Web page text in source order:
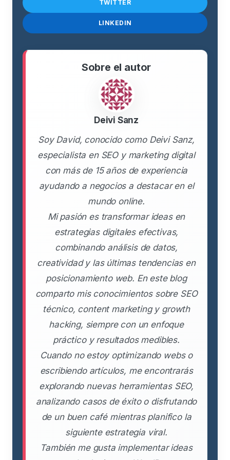
TWITTER
LINKEDIN
Sobre el autor
Deivi Sanz
Soy David, conocido como Deivi Sanz,
especialista en SEO y marketing digital
con más de 15 años de experiencia
ayudando a negocios a destacar en el
mundo online.
Mi pasión es transformar ideas en
estrategias digitales efectivas,
combinando análisis de datos,
creatividad y las últimas tendencias en
posicionamiento web. En este blog
comparto mis conocimientos sobre SEO
técnico, content marketing y growth
hacking, siempre con un enfoque
práctico y resultados medibles.
Cuando no estoy optimizando webs o
escribiendo artículos, me encontrarás
explorando nuevas herramientas SEO,
analizando casos de éxito o disfrutando
de un buen café mientras planifico la
siguiente estrategia viral.
También me gusta implementar ideas